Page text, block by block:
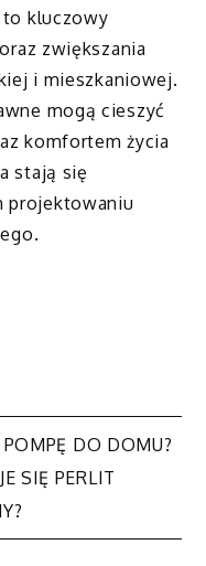
to kluczowy
zwiększania
i mieszkaniowej.
mogą cieszyć
komfortem życia
stają się
projektowaniu
DO DOMU?
SIĘ PERLIT